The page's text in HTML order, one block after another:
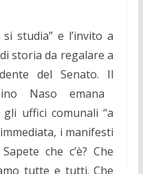
studia” e l’invito a
storia da regalare a
del Senato. Il
Naso emana
gli uffici comunali “a
i manifesti
Sapete che c’è? Che
tutte e tutti. Che